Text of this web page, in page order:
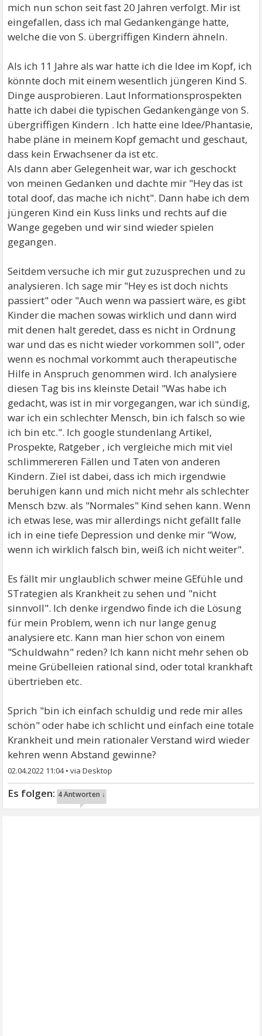
mich nun schon seit fast 20 Jahren verfolgt. Mir ist
eingefallen, dass ich mal Gedankengänge hatte,
welche die von S. übergriffigen Kindern ähneln.
Als ich 11 Jahre als war hatte ich die Idee im Kopf, ich
könnte doch mit einem wesentlich jüngeren Kind S.
Dinge ausprobieren. Laut Informationsprospekten
hatte ich dabei die typischen Gedankengänge von S.
übergriffigen Kindern . Ich hatte eine Idee/Phantasie,
habe pläne in meinem Kopf gemacht und geschaut,
dass kein Erwachsener da ist etc.
Als dann aber Gelegenheit war, war ich geschockt
von meinen Gedanken und dachte mir "Hey das ist
total doof, das mache ich nicht". Dann habe ich dem
jüngeren Kind ein Kuss links und rechts auf die
Wange gegeben und wir sind wieder spielen
gegangen.
Seitdem versuche ich mir gut zuzusprechen und zu
analysieren. Ich sage mir "Hey es ist doch nichts
passiert" oder "Auch wenn wa passiert wäre, es gibt
Kinder die machen sowas wirklich und dann wird
mit denen halt geredet, dass es nicht in Ordnung
war und das es nicht wieder vorkommen soll", oder
wenn es nochmal vorkommt auch therapeutische
Hilfe in Anspruch genommen wird. Ich analysiere
diesen Tag bis ins kleinste Detail "Was habe ich
gedacht, was ist in mir vorgegangen, war ich sündig,
war ich ein schlechter Mensch, bin ich falsch so wie
ich bin etc.". Ich google stundenlang Artikel,
Prospekte, Ratgeber , ich vergleiche mich mit viel
schlimmereren Fällen und Taten von anderen
Kindern. Ziel ist dabei, dass ich mich irgendwie
beruhigen kann und mich nicht mehr als schlechter
Mensch bzw. als "Normales" Kind sehen kann. Wenn
ich etwas lese, was mir allerdings nicht gefällt falle
ich in eine tiefe Depression und denke mir "Wow,
wenn ich wirklich falsch bin, weiß ich nicht weiter".
Es fällt mir unglaublich schwer meine GEfühle und
STrategien als Krankheit zu sehen und "nicht
sinnvoll". Ich denke irgendwo finde ich die Lösung
für mein Problem, wenn ich nur lange genug
analysiere etc. Kann man hier schon von einem
"Schuldwahn" reden? Ich kann nicht mehr sehen ob
meine Grübelleien rational sind, oder total krankhaft
übertrieben etc.
Sprich "bin ich einfach schuldig und rede mir alles
schön" oder habe ich schlicht und einfach eine totale
Krankheit und mein rationaler Verstand wird wieder
kehren wenn Abstand gewinne?
02.04.2022 11:04•
4 Antworten ↓